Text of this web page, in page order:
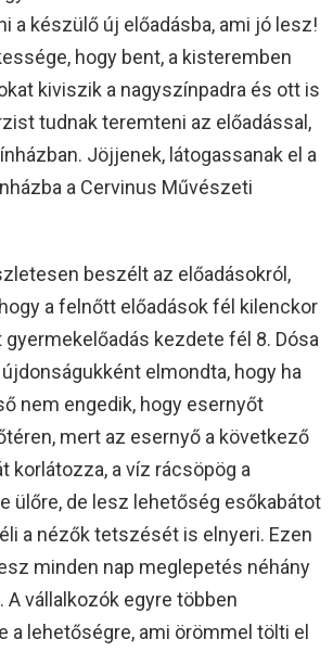
a készülő új előadásba, ami jó lesz!
hogy bent, a kisteremben
kiviszik a nagyszínpadra és ott is
tudnak teremteni az előadással,
Jöjjenek, látogassanak el a
a Cervinus Művészeti
beszélt az előadásokról,
a felnőtt előadások fél kilenckor
gyermekelőadás kezdete fél 8. Dósa
elmondta, hogy ha
nem engedik, hogy esernyőt
mert az esernyő a következő
korlátozza, a víz rácsöpög a
ülőre, de lesz lehetőség esőkabátot
a nézők tetszését is elnyeri. Ezen
minden nap meglepetés néhány
A vállalkozók egyre többen
a lehetőségre, ami örömmel tölti el